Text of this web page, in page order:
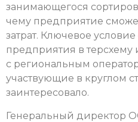
занимающегося
чему предприятие
затрат. Ключевое
предприятия в терсхему
с региональным
участвующие в круглом
заинтересовало.
Генеральный директор